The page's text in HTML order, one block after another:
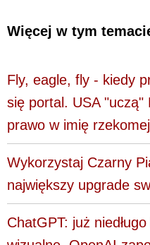
Więcej w tym
Fly, eagle, fly - kiedy
się portal. USA "uczą"
prawo w imię
Wykorzystaj Czarny
największy upgrade
ChatGPT: już